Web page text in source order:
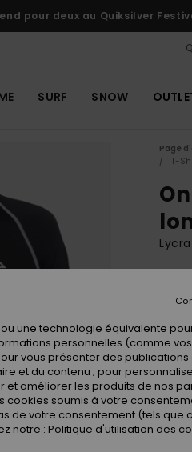
pour deux au Quiksilver
SURF SNOW
Page
T-
une technologie équivalente
personnelles (comme
vous présenter des publications
et du contenu ; pour
améliorer les produits de nos
soumis à votre
de votre consentement (tels que
notre : Politique d'utilisation des